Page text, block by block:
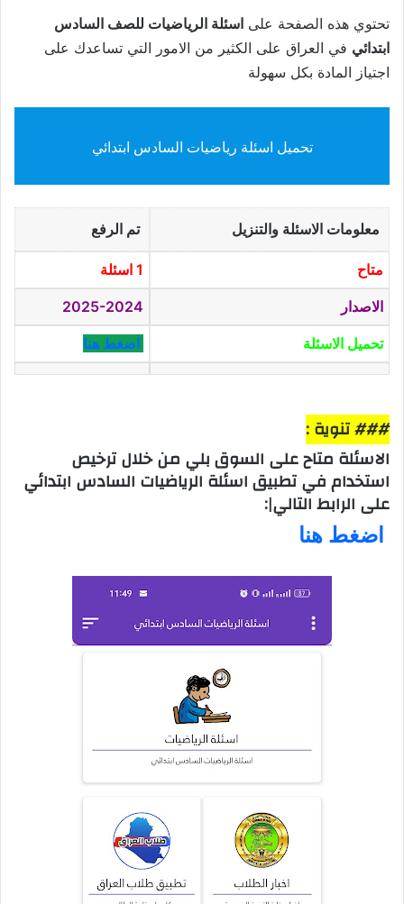
تحتوي هذه الصفحة على اسئلة الرياضيات للصف السادس
ابتدائي في العراق على الكثير من الامور التي تساعدك على
اجتياز المادة بكل سهولة
تحميل اسئلة رياضيات السادس ابتدائي
معلومات الاسئلة والتنزيل تم الرفع
متاح 1 اسئلة
الاصدار 2025-2024
تحميل الاسئلة اضغط هنا
### تنوية :
الاسئلة متاح على السوق بلي من خلال ترخيص
استخدام في تطبيق اسئلة الرياضيات السادس ابتدائي
على الرابط التالي|:
اضغط هنا